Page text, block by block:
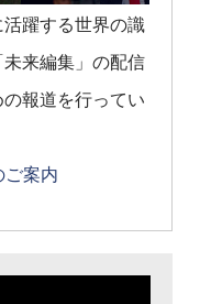
活躍する世界の識
来編集」の配信
報道を行ってい
ご案内